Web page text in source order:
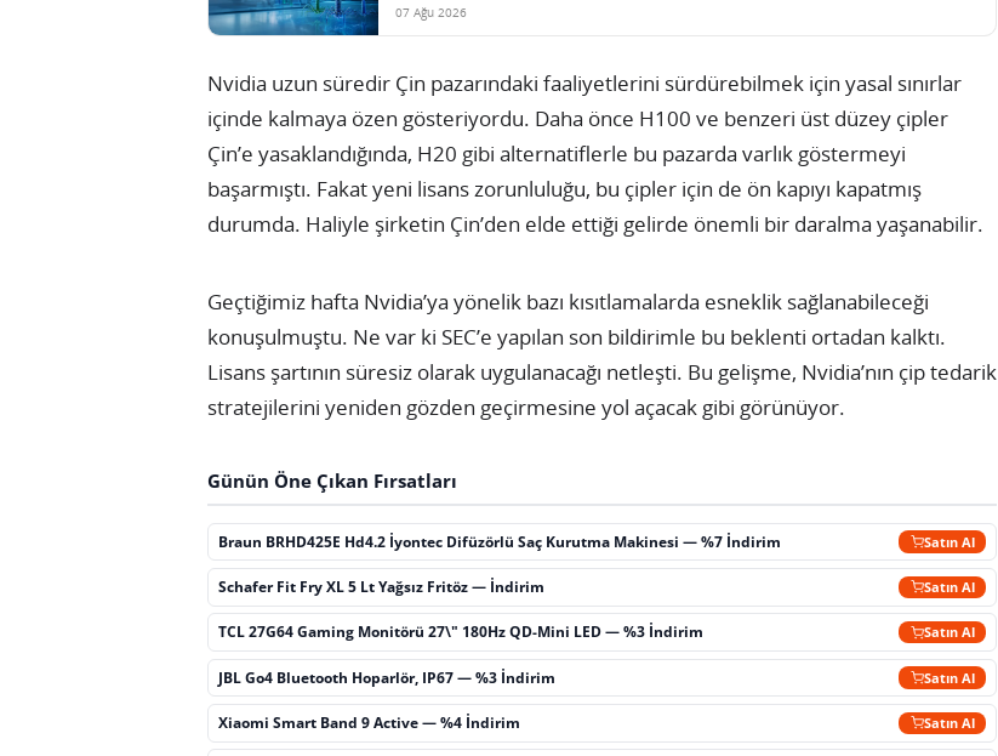
07 Ağu 2026
Nvidia uzun süredir Çin pazarındaki faaliyetlerini sürdürebilmek için yasal sınırlar
içinde kalmaya özen gösteriyordu. Daha önce H100 ve benzeri üst düzey çipler
Çin’e yasaklandığında, H20 gibi alternatiflerle bu pazarda varlık göstermeyi
başarmıştı. Fakat yeni lisans zorunluluğu, bu çipler için de ön kapıyı kapatmış
durumda. Haliyle şirketin Çin’den elde ettiği gelirde önemli bir daralma yaşanabilir.
Geçtiğimiz hafta Nvidia’ya yönelik bazı kısıtlamalarda esneklik sağlanabileceği
konuşulmuştu. Ne var ki SEC’e yapılan son bildirimle bu beklenti ortadan kalktı.
Lisans şartının süresiz olarak uygulanacağı netleşti. Bu gelişme, Nvidia’nın çip tedarik
stratejilerini yeniden gözden geçirmesine yol açacak gibi görünüyor.
Günün Öne Çıkan Fırsatları
Braun BRHD425E Hd4.2 İyontec Difüzörlü Saç Kurutma Makinesi — %7 İndirim Satın Al
Schafer Fit Fry XL 5 Lt Yağsız Fritöz — İndirim Satın Al
TCL 27G64 Gaming Monitörü 27\" 180Hz QD-Mini LED — %3 İndirim Satın Al
JBL Go4 Bluetooth Hoparlör, IP67 — %3 İndirim Satın Al
Xiaomi Smart Band 9 Active — %4 İndirim Satın Al